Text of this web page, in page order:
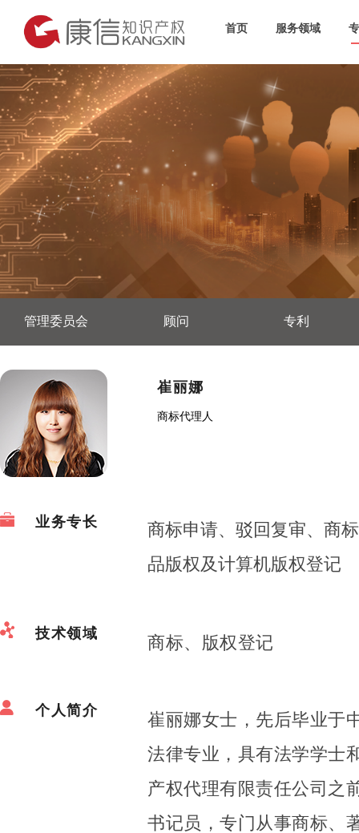
首页 服务领域
管理委员会 顾问 专利
崔丽娜
商标代理人
业务专长
商标申请、驳回复审、商
品版权及计算机版权登记
技术领域 商标、版权登记
个人简介
崔丽娜女士，先后毕业于
法律专业，具有法学学士
产权代理有限责任公司之
书记员，专门从事商标、